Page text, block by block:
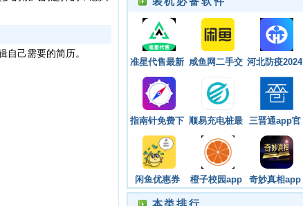
己需要的简历。
准星代售最新
版
咸鱼网二手交
载
河北防疫2024
款官方版
指南针免费下
载手机版
顺易充电桩最
三晋通app官
方版下载
闲鱼优惠券
app
橙子校园app
下载
奇妙真相app
官方下载最新
本类排行